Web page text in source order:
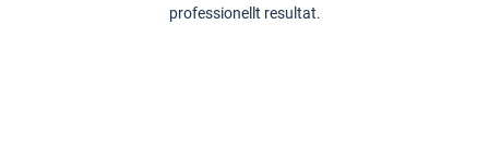
professionellt resultat.